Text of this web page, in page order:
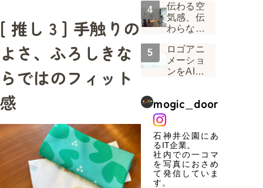
[ 推し 3 ] 手触りの
よさ、ふろしきな
らではのフィット
感
カレンダ
ー」
ザイナー
から見た
「うぉん
裏側
伝わる空
気感、伝
わらない
さ！「い
つもの
Mogic」
ロゴアニ
メーショ
ンをAIに
「ブレ」
った話
Vol.01
mogic_door
石神井公園にあ
るIT企業。
社内での一コマ
を写真におさめ
て発信していま
す。